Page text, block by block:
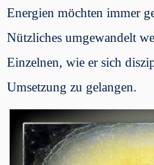
Energien möchten immer
Nützliches umgewandelt
Einzelnen, wie er sich
Umsetzung zu gelangen.